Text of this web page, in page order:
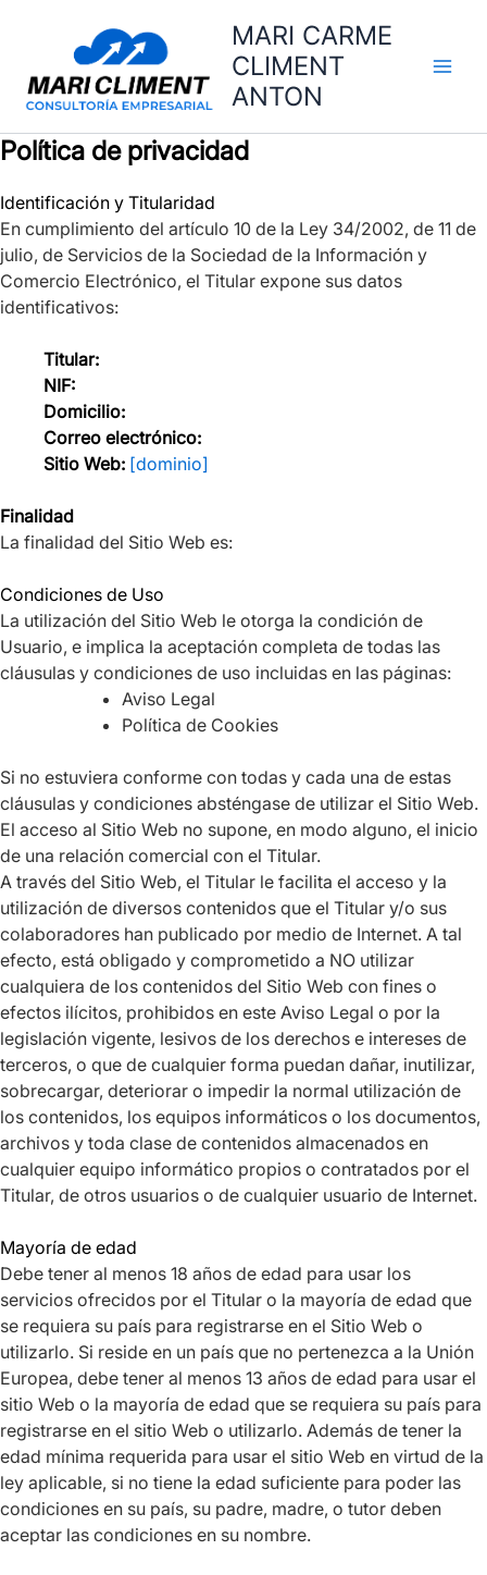
MARI CARME
CLIMENT
ANTON
Política de privacidad
Identificación y Titularidad
En cumplimiento del artículo 10 de la Ley 34/2002, de 11 de
julio, de Servicios de la Sociedad de la Información y
Comercio Electrónico, el Titular expone sus datos
identificativos:
Titular:
NIF:
Domicilio:
Correo electrónico:
Sitio Web: [dominio]
Finalidad
La finalidad del Sitio Web es:
Condiciones de Uso
La utilización del Sitio Web le otorga la condición de
Usuario, e implica la aceptación completa de todas las
cláusulas y condiciones de uso incluidas en las páginas:
Aviso Legal
Política de Cookies
Si no estuviera conforme con todas y cada una de estas
cláusulas y condiciones absténgase de utilizar el Sitio Web.
El acceso al Sitio Web no supone, en modo alguno, el inicio
de una relación comercial con el Titular.
A través del Sitio Web, el Titular le facilita el acceso y la
utilización de diversos contenidos que el Titular y/o sus
colaboradores han publicado por medio de Internet. A tal
efecto, está obligado y comprometido a NO utilizar
cualquiera de los contenidos del Sitio Web con fines o
efectos ilícitos, prohibidos en este Aviso Legal o por la
legislación vigente, lesivos de los derechos e intereses de
terceros, o que de cualquier forma puedan dañar, inutilizar,
sobrecargar, deteriorar o impedir la normal utilización de
los contenidos, los equipos informáticos o los documentos,
archivos y toda clase de contenidos almacenados en
cualquier equipo informático propios o contratados por el
Titular, de otros usuarios o de cualquier usuario de Internet.
Mayoría de edad
Debe tener al menos 18 años de edad para usar los
servicios ofrecidos por el Titular o la mayoría de edad que
se requiera su país para registrarse en el Sitio Web o
utilizarlo. Si reside en un país que no pertenezca a la Unión
Europea, debe tener al menos 13 años de edad para usar el
sitio Web o la mayoría de edad que se requiera su país para
registrarse en el sitio Web o utilizarlo. Además de tener la
edad mínima requerida para usar el sitio Web en virtud de la
ley aplicable, si no tiene la edad suficiente para poder las
condiciones en su país, su padre, madre, o tutor deben
aceptar las condiciones en su nombre.